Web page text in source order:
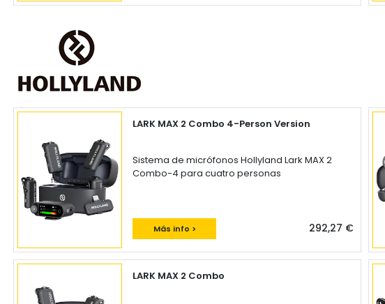
LARK MAX 2 Combo 4-Person Version
Sistema de micrófonos Hollyland Lark MAX 2
Combo-4 para cuatro personas
Más info > 292,27 €
LARK MAX 2 Combo